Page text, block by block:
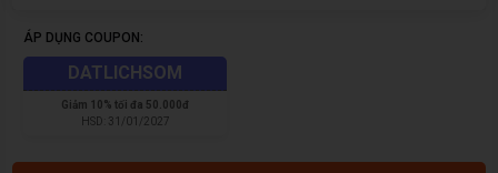
ÁP DỤNG COUPON:
DATLICHSOM
Giảm 10% tối đa 50.000đ
HSD:
31/01/2027